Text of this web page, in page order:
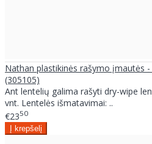
Nathan plastikinės rašymo įmautės
(305105)
Ant lentelių galima rašyti dry-wipe
vnt. Lentelės išmatavimai: ..
€2350